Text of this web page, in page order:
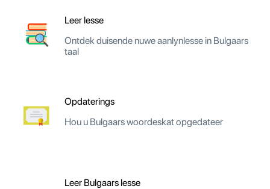
Leer lesse
Ontdek duisende nuwe aanlynlesse in Bulgaars
taal
Opdaterings
Hou u Bulgaars woordeskat opgedateer
Leer Bulgaars lesse